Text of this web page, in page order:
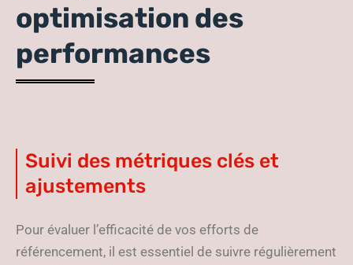
optimisation des
performances
Suivi des métriques clés et
ajustements
Pour évaluer l’efficacité de vos efforts de
référencement, il est essentiel de suivre régulièrement